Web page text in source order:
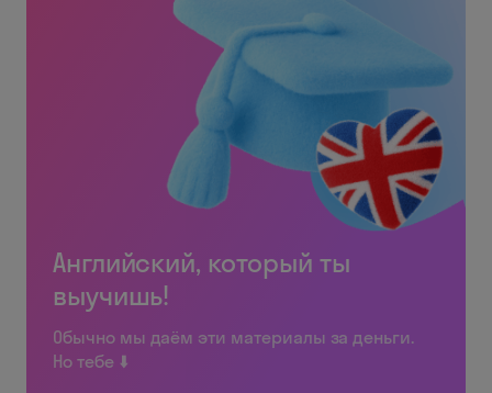
Английский, который ты
выучишь!
Обычно мы даём эти материалы за деньги.
Но тебе ⬇️